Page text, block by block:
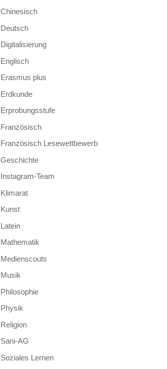
Chinesisch
Deutsch
Digitalisierung
Englisch
Erasmus plus
Erdkunde
Erprobungsstufe
Französisch
Französisch Lesewettbewerb
Geschichte
Instagram-Team
Klimarat
Kunst
Latein
Mathematik
Medienscouts
Musik
Philosophie
Physik
Religion
Sani-AG
Soziales Lernen